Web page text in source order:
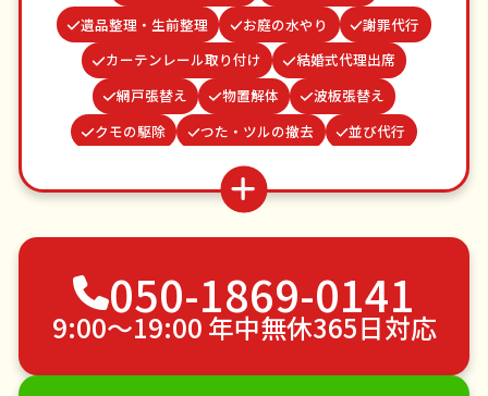
遺品整理・生前整理
お庭の水やり
謝罪代行
カーテンレール取り付け
結婚式代理出席
網戸張替え
物置解体
波板張替え
クモの駆除
つた・ツルの撤去
並び代行
雨どい修理・掃除
場所取り代行
ベランダ掃除
ゴキブリ駆除
家具組立
病院付き添い
不用品回収
ゴミ屋敷片付け
引っ越し
植木の剪定
植木の伐採
手すり取り付け
ペットのお世話
エアコンクリーニング
DIY・日曜大工
050-1869-0141
9:00〜19:00 年中無休365日対応